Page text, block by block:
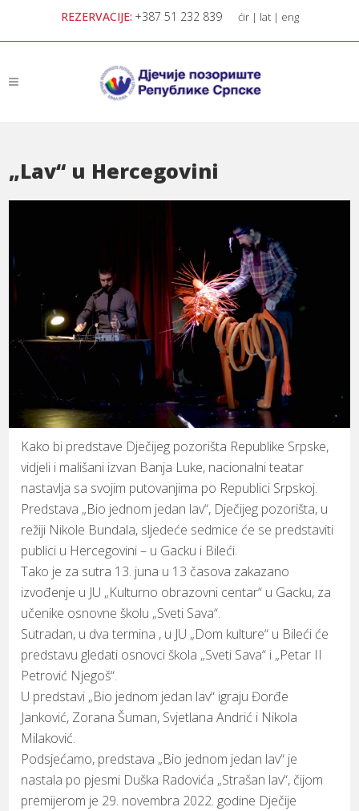
REZERVACIJE: +387 51 232 839 ćir| lat| eng
„Lav“ u Hercegovini
Kako bi predstave Dječijeg pozorišta Republike Srpske,
vidjeli i mališani izvan Banja Luke, nacionalni teatar
nastavlja sa svojim putovanjima po Republici Srpskoj.
Predstava „Bio jednom jedan lav“, Dječijeg pozorišta, u
režiji Nikole Bundala, sljedeće sedmice će se predstaviti
publici u Hercegovini – u Gacku i Bileći.
Tako je za sutra 13. juna u 13 časova zakazano
izvođenje u JU „Kulturno obrazovni centar“ u Gacku, za
učenike osnovne školu „Sveti Sava“.
Sutradan, u dva termina , u JU „Dom kulture“ u Bileći će
predstavu gledati osnovci škola „Sveti Sava“ i „Petar II
Petrović Njegoš“.
U predstavi „Bio jednom jedan lav“ igraju Đorđe
Janković, Zorana Šuman, Svjetlana Andrić i Nikola
Milaković.
Podsjećamo, predstava „Bio jednom jedan lav“ je
nastala po pjesmi Duška Radovića „Strašan lav“, čijom
premijerom je 29. novembra 2022. godine Dječije